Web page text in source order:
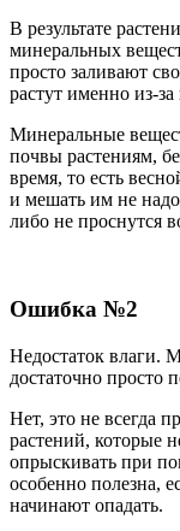
В результате
минеральных
просто заливают
растут именно из-
Минеральные
почвы растениям,
время, то есть
и мешать им не
либо не проснутся
Ошибка №2
Недостаток влаги.
достаточно просто
Нет, это не всегда
растений, которые
опрыскивать при
особенно полезна,
начинают опадать.